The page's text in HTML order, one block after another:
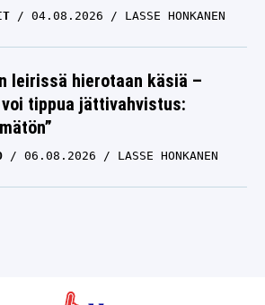
04.08.2026 LASSE HONKANEN
leirissä hierotaan käsiä –
voi tippua jättivahvistus:
06.08.2026 LASSE HONKANEN